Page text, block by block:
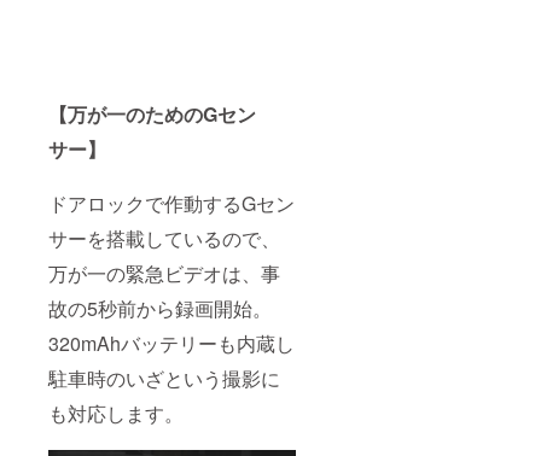
【万が一のためのGセン
サー】
ドアロックで作動するGセン
サーを搭載しているので、
万が一の緊急ビデオは、事
故の5秒前から録画開始。
320mAhバッテリーも内蔵し
駐車時のいざという撮影に
も対応します。